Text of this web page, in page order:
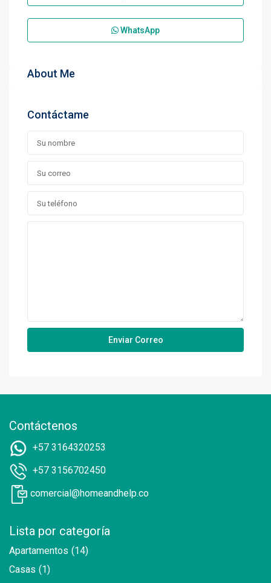
WhatsApp
About Me
Contáctame
Contáctenos
+57 3164320253
+57 3156702450
comercial@homeandhelp.co
Lista por categoría
Apartamentos (14)
Casas (1)